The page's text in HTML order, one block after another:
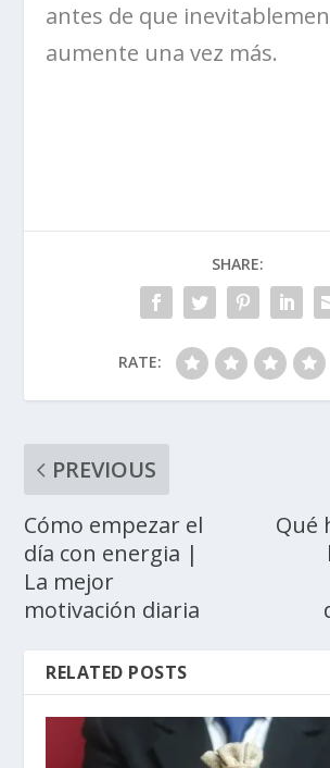
antes de que
aumente una vez más.
SHARE:
RATE:
PREVIOUS
Cómo empezar el
día con energia |
La mejor
motivación diaria
Qué
RELATED POSTS